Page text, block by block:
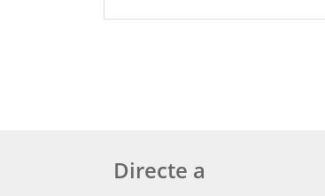
Directe a